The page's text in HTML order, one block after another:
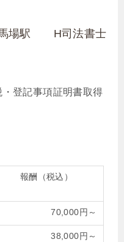
場駅 H司法書士
登記事項証明書取得
報酬（税込）
70,000円～
38,000円～